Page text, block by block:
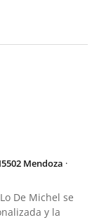
Mendoza ·
De Michel se
y la